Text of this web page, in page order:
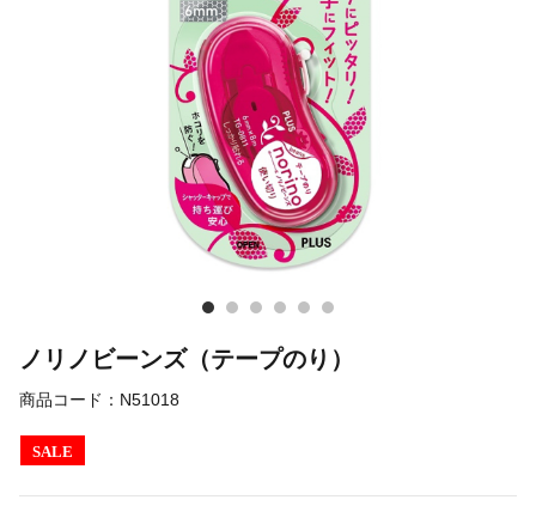
ノリノビーンズ（テープのり）
商品コード： N51018
SALE